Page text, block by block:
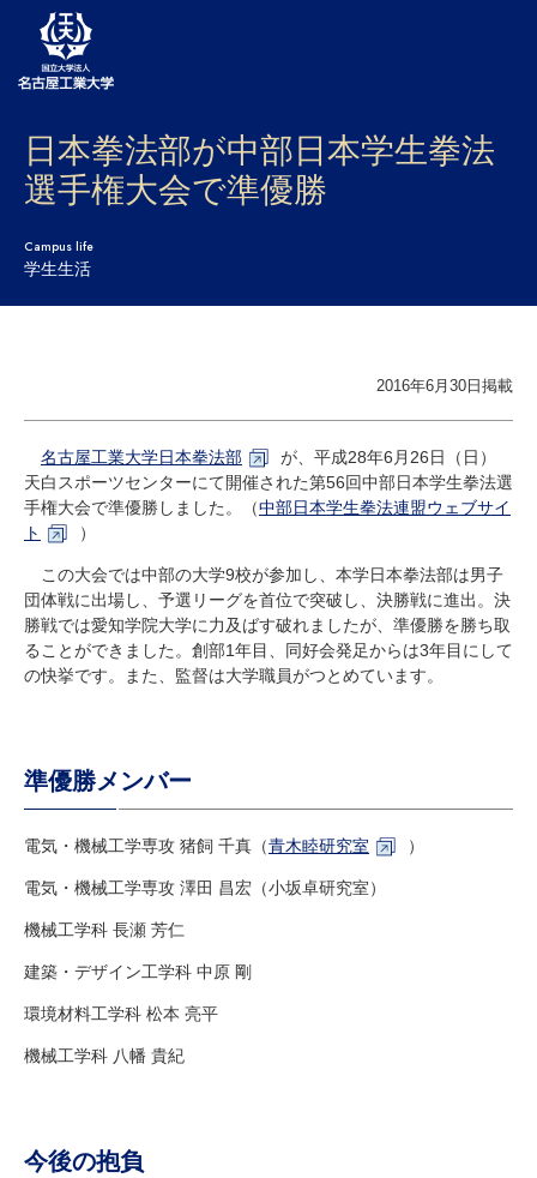
大学案内
学部・大学院・センター
入試
学生生活
国際交流
研究・教員Navi
受験生 在学生
卒業生
企業・研究者
地域・一般
日本拳法部が中部日本学生拳法
選手権大会で準優勝
Campus life
学生生活
2016年6月30日掲載
名古屋工業大学日本拳法部 が、平成28年6 月 26日（日）
天白スポーツセンターにて開催された第56回中部日本学生拳法選
手権大会で準優勝しました。（中部日本学生拳法連盟ウェブサイ
ト
）
この大会では中部の大学9校が参加し、本学日本拳法部は男子
団体戦に出場し、 予選リーグを首位で突破し、決勝戦に進出。決
勝戦では愛知学院大学に力及ばす破れましたが、準優勝を勝ち取
ることができました。 創部1年目、同好会発足からは3年目にして
の快挙です。また、監督は大学職員がつとめています。
準優勝メンバー
電気・機械工学専攻 猪飼 千真（青木睦研究室 ）
電気・機械工学専攻 澤田 昌宏（小坂卓研究室）
機械工学科 長瀬 芳仁
建築・デザイン工学科 中原 剛
環境材料工学科 松本 亮平
機械工学科 八幡 貴紀
今後の抱負